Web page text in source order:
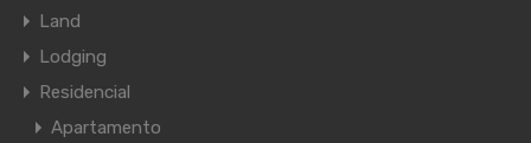
Land
Lodging
Residencial
Apartamento